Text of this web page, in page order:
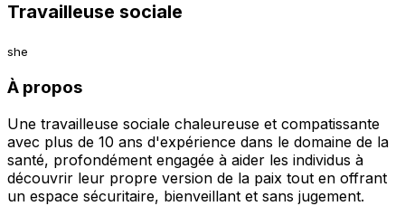
Travailleuse sociale
she
À propos
Une travailleuse sociale chaleureuse et compatissante
avec plus de 10 ans d'expérience dans le domaine de la
santé, profondément engagée à aider les individus à
découvrir leur propre version de la paix tout en offrant
un espace sécuritaire, bienveillant et sans jugement.